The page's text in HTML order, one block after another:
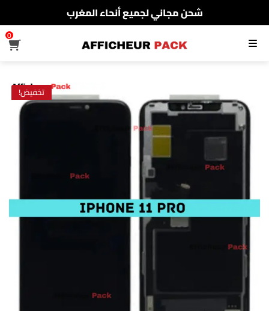
شحن مجاني لجميع أنحاء المغرب
شحن مجاني لجميع أنحاء المغرب
القائمة
0
تخفيض!